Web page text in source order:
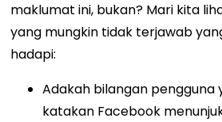
maklumat ini, bukan? Mari kita
yang mungkin tidak terjawab
hadapi:
Adakah bilangan pengguna
katakan Facebook